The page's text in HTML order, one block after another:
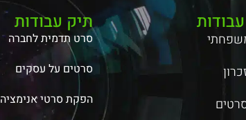
תיק עבודות
סרט תדמית לחברה
סרטים על עסקים
הפקת סרטי אנימציה